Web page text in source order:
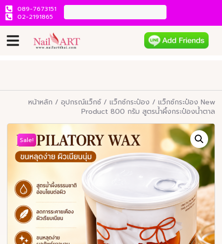
089-7673151
02-2191865
หน้าหลัก / อุปกรณ์แว็กซ์/ แว็กซ์กระป๋อง / แว็กซ์กระป๋อง New
Product 800 กรัม สูตรน้ำผึ้งกระป๋องน้ำตาล
Sale!